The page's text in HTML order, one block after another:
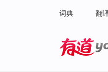
词典 翻